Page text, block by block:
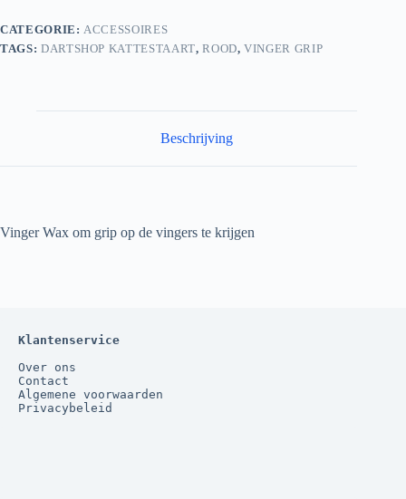
CATEGORIE:ACCESSOIRES
TAGS: DARTSHOP KATTESTAART,ROOD,VINGER GRIP
Beschrijving
Vinger Wax om grip op de vingers te krijgen
Klantenservice
Over ons
Contact
Algemene voorwaarden
Privacybeleid